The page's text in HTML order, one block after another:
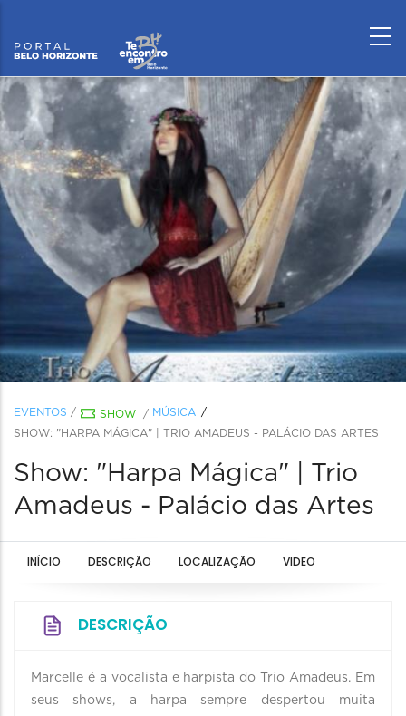
EVENTOS / SHOW / MÚSICA
SHOW: "HARPA MÁGICA" | TRIO AMADEUS - PALÁCIO DAS ARTES
Show: "Harpa Mágica" | Trio
Amadeus - Palácio das Artes
INÍCIO DESCRIÇÃO LOCALIZAÇÃO VIDEO
DESCRIÇÃO
Marcelle é a vocalista e harpista do Trio Amadeus. Em
seus shows, a harpa sempre despertou muita